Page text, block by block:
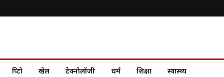
क्रिप्टो खेल टेक्नोलॉजी धर्म शिक्षा स्वास्थ्य